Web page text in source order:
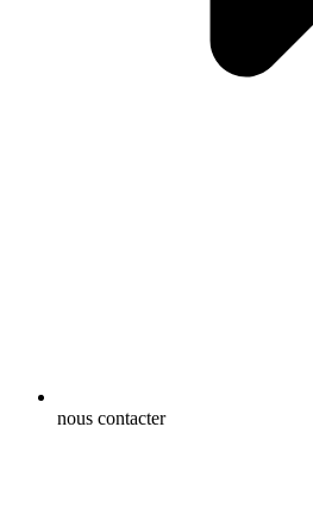
nous contacter